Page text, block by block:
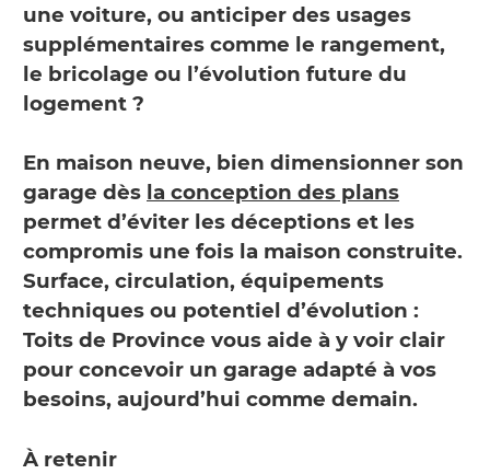
une voiture, ou anticiper des usages
supplémentaires comme le rangement,
le bricolage ou l’évolution future du
logement ?
En maison neuve, bien dimensionner son
garage dès la conception des plans
permet d’éviter les déceptions et les
compromis une fois la maison construite.
Surface, circulation, équipements
techniques ou potentiel d’évolution :
Toits de Province vous aide à y voir clair
pour concevoir un garage adapté à vos
besoins, aujourd’hui comme demain.
À retenir